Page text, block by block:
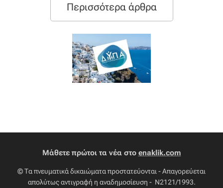
Περισσότερα άρθρα
Μάθετε πρώτοι τα νέα στο enaklik.com
© Τα πνευματικά δικαιώματα προστατεύονται - Απαγορεύεται
απολύτως αντιγραφή η αναδημοσίευση - Ν2121/1993.